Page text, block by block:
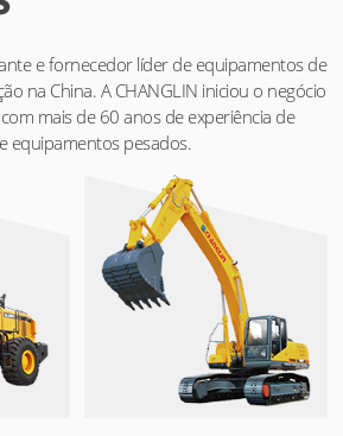
e fornecedor líder de equipamentos de
na China. A CHANGLIN iniciou o negócio
mais de 60 anos de experiência de
equipamentos pesados.